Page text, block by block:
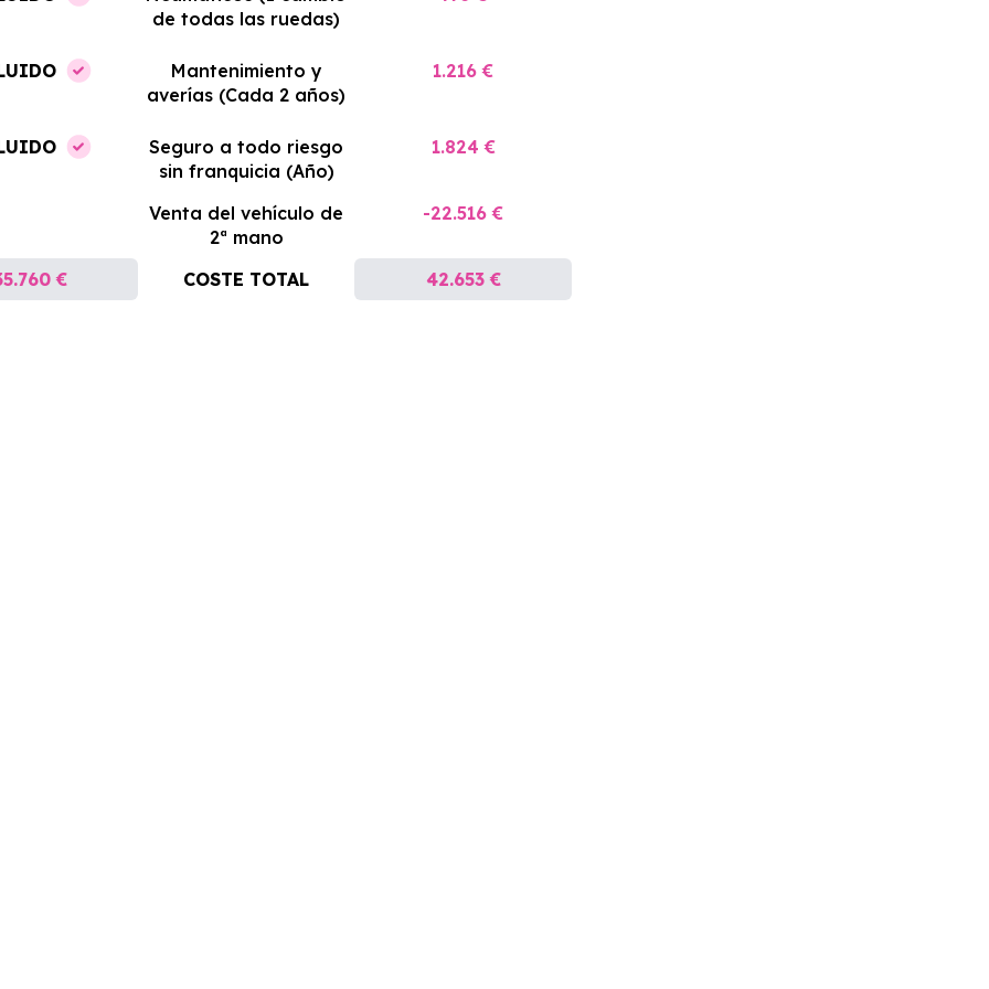
de todas las ruedas)
Mantenimiento y
averías (Cada 2 años)
1.216 €
Seguro a todo riesgo
sin franquicia (Año)
1.824 €
Venta del vehículo de
2ª mano
-22.516 €
€ COSTE TOTAL 42.653 €